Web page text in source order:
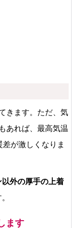
きます。ただ、気
あれば、最高気温
が激しくなりま
以外の厚手の上着
ます